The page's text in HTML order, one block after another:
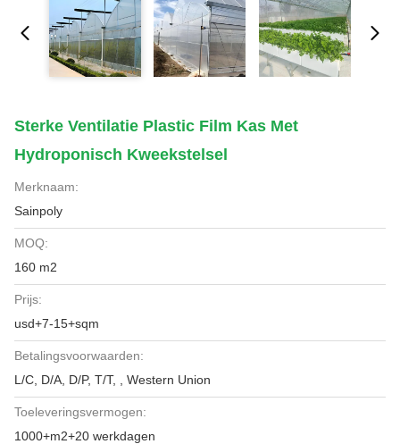
Sterke Ventilatie Plastic Film Kas Met
Hydroponisch Kweekstelsel
Merknaam:
Sainpoly
MOQ:
160 m2
Prijs:
usd+7-15+sqm
Betalingsvoorwaarden:
L/C, D/A, D/P, T/T, , Western Union
Toeleveringsvermogen:
1000+m2+20 werkdagen